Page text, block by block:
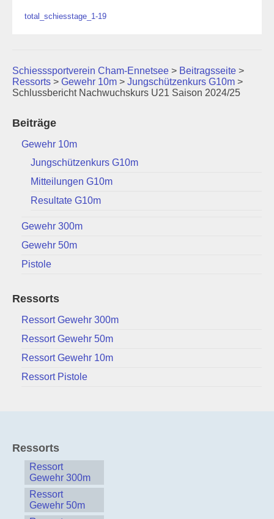
total_schiesstage_1-19
Schiesssportverein Cham-Ennetsee > Beitragsseite >
Ressorts > Gewehr 10m > Jungschützenkurs G10m >
Schlussbericht Nachwuchskurs U21 Saison 2024/25
Beiträge
Gewehr 10m
Jungschützenkurs G10m
Mitteilungen G10m
Resultate G10m
Gewehr 300m
Gewehr 50m
Pistole
Ressorts
Ressort Gewehr 300m
Ressort Gewehr 50m
Ressort Gewehr 10m
Ressort Pistole
Ressorts
Ressort
Gewehr 300m
Ressort
Gewehr 50m